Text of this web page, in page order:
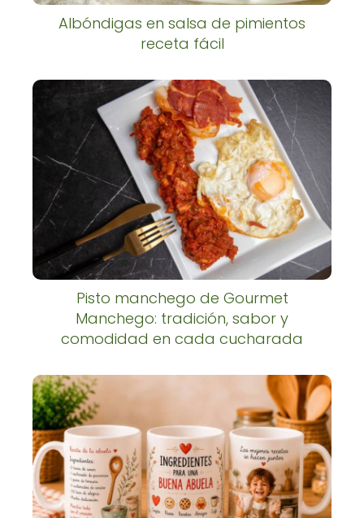
Albóndigas en salsa de pimientos
receta fácil
Pisto manchego de Gourmet
Manchego: tradición, sabor y
comodidad en cada cucharada